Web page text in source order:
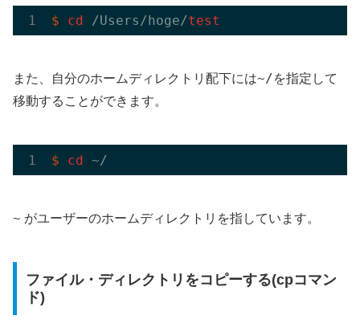
$ cd /Users/hoge/test
また、自分のホームディレクトリ配下には~/を指定して
移動することができます。
$ cd ~/
~ がユーザーのホームディレクトリを指しています。
ファイル・ディレクトリをコピーする(cpコマン
ド)